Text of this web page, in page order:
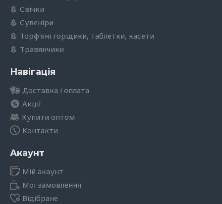
Свічки
Сувеніри
Торф'яні горщики, таблетки, касети
Травянчики
Навігація
Доставка і оплата
Акції
Купити оптом
Контакти
Акаунт
Мій акаунт
Мої замовлення
Відібране